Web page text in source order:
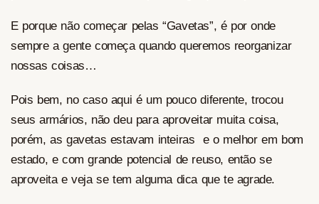
E porque não começar pelas “Gavetas”, é por onde
sempre a gente começa quando queremos reorganizar
nossas coisas…
Pois bem, no caso aqui é um pouco diferente, trocou
seus armários, não deu para aproveitar muita coisa,
porém, as gavetas estavam inteiras e o melhor em bom
estado, e com grande potencial de reuso, então se
aproveita e veja se tem alguma dica que te agrade.